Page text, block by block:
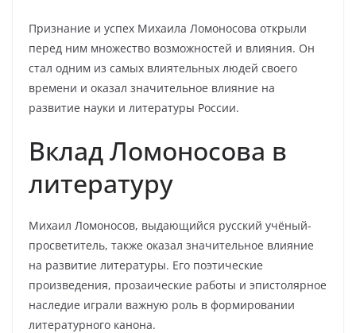
Признание и успех Михаила Ломоносова открыли
перед ним множество возможностей и влияния. Он
стал одним из самых влиятельных людей своего
времени и оказал значительное влияние на
развитие науки и литературы России.
Вклад Ломоносова в
литературу
Михаил Ломоносов, выдающийся русский учёный-
просветитель, также оказал значительное влияние
на развитие литературы. Его поэтические
произведения, прозаические работы и эпистолярное
наследие играли важную роль в формировании
литературного канона.